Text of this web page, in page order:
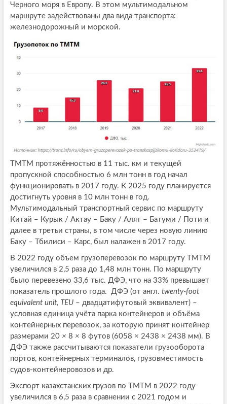
Черного моря в Европу. В этом мультимодальном
маршруте задействованы два вида транспорта:
железнодорожный и морской.
ТМТМ протяжённостью в 11 тыс. км и текущей
пропускной способностью 6 млн тонн в год начал
функционировать в 2017 году. К 2025 году планируется
достигнуть уровня в 10 млн тонн в год.
Мультимодальный транспортный сервис по маршруту
Китай – Курык / Актау – Баку / Алят – Батуми / Поти и
далее в третьи страны, в том числе через новую линию
Баку – Тбилиси – Карс, был налажен в 2017 году.
В 2022 году объем грузоперевозок по маршруту ТМТМ
увеличился в 2,5 раза до 1,48 млн тонн. По маршруту
было перевезено 33,6 тыс. ДФЭ, что на 33% превышает
показатель прошлого года. ДФЭ (от англ. twenty-foot
equivalent unit, TEU – двадцатифутовый эквивалент) –
условная единица учёта парка контейнеров и объёма
контейнерных перевозок, за которую принят контейнер
размерами 20 × 8 × 8 футов (6058 × 2438 × 2438 мм). В
ДФЭ также рассчитываются показатели грузооборота
портов, контейнерных терминалов, грузовместимость
судов-контейнеровозов и др.
Экспорт казахстанских грузов по ТМТМ в 2022 году
увеличился в 6,5 раза в сравнении с 2021 годом и